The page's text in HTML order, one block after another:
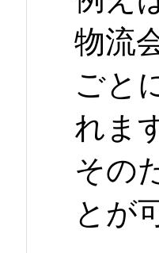
物流
ごと
れま
その
とが